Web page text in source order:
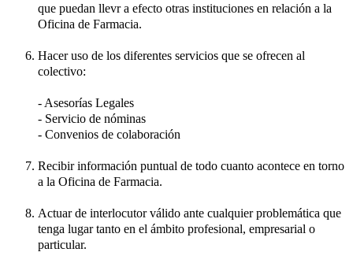
que puedan llevr a efecto otras instituciones en relación a la
Oficina de Farmacia.
Hacer uso de los diferentes servicios que se ofrecen al
colectivo:
- Asesorías Legales
- Servicio de nóminas
- Convenios de colaboración
Recibir información puntual de todo cuanto acontece en torno
a la Oficina de Farmacia.
Actuar de interlocutor válido ante cualquier problemática que
tenga lugar tanto en el ámbito profesional, empresarial o
particular.